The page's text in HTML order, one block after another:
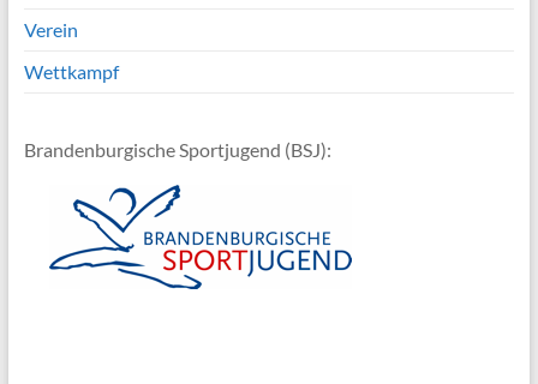
Verein
Wettkampf
Brandenburgische Sportjugend (BSJ):